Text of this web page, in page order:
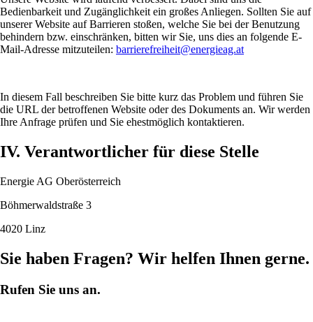
Bedienbarkeit und Zugänglichkeit ein großes Anliegen. Sollten Sie auf
unserer Website auf Barrieren stoßen, welche Sie bei der Benutzung
behindern bzw. einschränken, bitten wir Sie, uns dies an folgende E-
Mail-Adresse mitzuteilen: barrierefreiheit@energieag.at
In diesem Fall beschreiben Sie bitte kurz das Problem und führen Sie
die URL der betroffenen Website oder des Dokuments an. Wir werden
Ihre Anfrage prüfen und Sie ehestmöglich kontaktieren.
IV. Verantwortlicher für diese Stelle
Energie AG Oberösterreich
Böhmerwaldstraße 3
4020 Linz
Sie haben Fragen? Wir helfen Ihnen gerne.
Rufen Sie uns an.